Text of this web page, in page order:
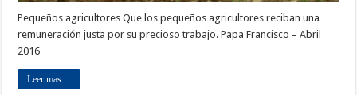
Pequeños agricultores Que los pequeños agricultores reciban una
remuneración justa por su precioso trabajo. Papa Francisco – Abril
2016
Leer mas ...